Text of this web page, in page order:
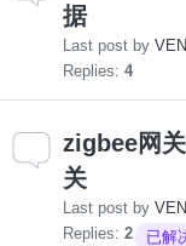
据
Last post by
Replies: 4
zigbee网
关
Last post by
Replies: 2 已解